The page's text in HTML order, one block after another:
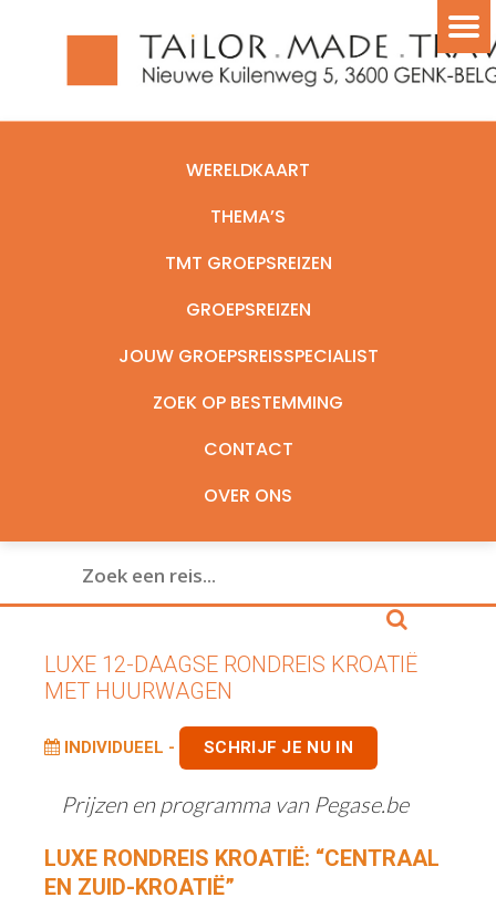
WERELDKAART
THEMA’S
TMT GROEPSREIZEN
GROEPSREIZEN
JOUW GROEPSREISSPECIALIST
ZOEK OP BESTEMMING
CONTACT
OVER ONS
LUXE 12-DAAGSE RONDREIS KROATIË
MET HUURWAGEN
INDIVIDUEEL - SCHRIJF JE NU IN
Prijzen en programma van Pegase.be
LUXE RONDREIS KROATIË: “CENTRAAL
EN ZUID-KROATIË”